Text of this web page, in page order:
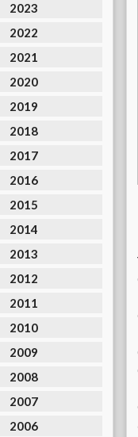
2023
2022
2021
2020
2019
2018
2017
2016
2015
2014
2013
2012
2011
2010
2009
2008
2007
2006